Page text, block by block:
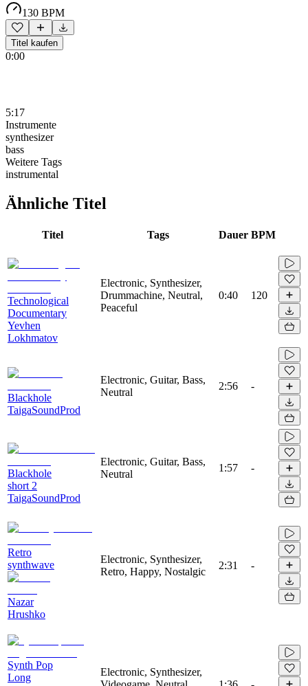
130 BPM
Titel kaufen
0:00
5:17
Instrumente
synthesizer
bass
Weitere Tags
instrumental
Ähnliche Titel
Titel Tags Dauer BPM
Technological
Documentary
Yevhen
Lokhmatov
Electronic, Synthesizer,
Drummachine, Neutral,
Peaceful
0:40 120
Blackhole
TaigaSoundProd
Electronic, Guitar, Bass,
Neutral
2:56 -
Blackhole
short 2
TaigaSoundProd
Electronic, Guitar, Bass,
Neutral
1:57 -
Retro
synthwave
Nazar
Hrushko
Electronic, Synthesizer,
Retro, Happy, Nostalgic
2:31 -
Synth Pop
Long
Electronic, Synthesizer,